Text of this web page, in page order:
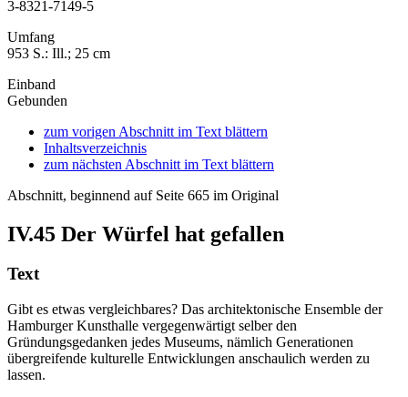
3-8321-7149-5
Umfang
953 S.: Ill.; 25 cm
Einband
Gebunden
zum vorigen Abschnitt im Text blättern
Inhaltsverzeichnis
zum nächsten Abschnitt im Text blättern
Abschnitt, beginnend auf Seite 665 im Original
IV.45 Der Würfel hat gefallen
Text
Gibt es etwas vergleichbares? Das architektonische Ensemble der
Hamburger Kunsthalle vergegenwärtigt selber den
Gründungsgedanken jedes Museums, nämlich Generationen
übergreifende kulturelle Entwicklungen anschaulich werden zu
lassen.